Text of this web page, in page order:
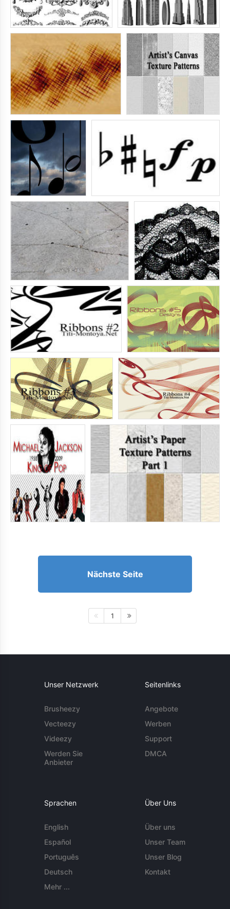
Nächste Seite
1
Unser Netzwerk
Brusheezy
Vecteezy
Videezy
Werden Sie
Anbieter
Seitenlinks
Angebote
Werben
Support
DMCA
Sprachen
English
Español
Português
Deutsch
Mehr ...
Über Uns
Über uns
Unser Team
Unser Blog
Kontakt